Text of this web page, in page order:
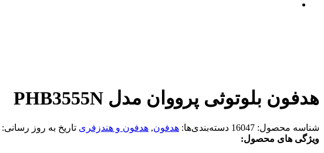
هدفون بلوتوثی پرووان مدل PHB3555N
شناسه محصول: 16047 دسته‌بندی‌ها: هدفون, هدفون و هندزفری تاریخ به روز رسانی:
ویژگی های محصول: